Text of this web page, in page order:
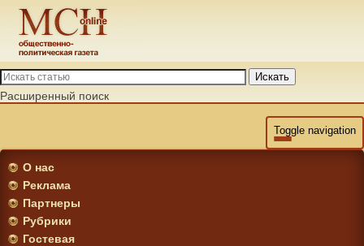
Искать
Расширенный поиск
Toggle navigation
О нас
Реклама
Партнеры
Рубрики
Гостевая